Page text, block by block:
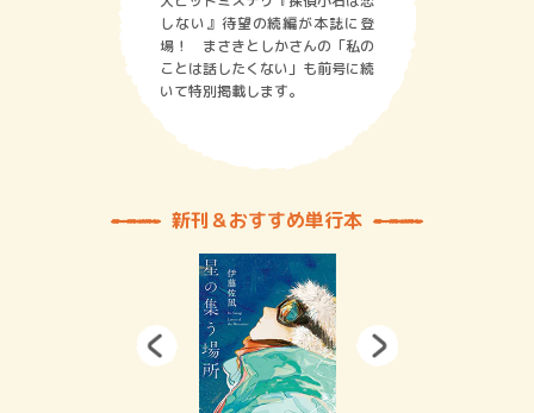
しない』待望の続編が本誌に登
場！ まさきとしかさんの「私の
ことは話したくない」も前号に続
いて特別掲載します。
新刊＆おすすめ単行本